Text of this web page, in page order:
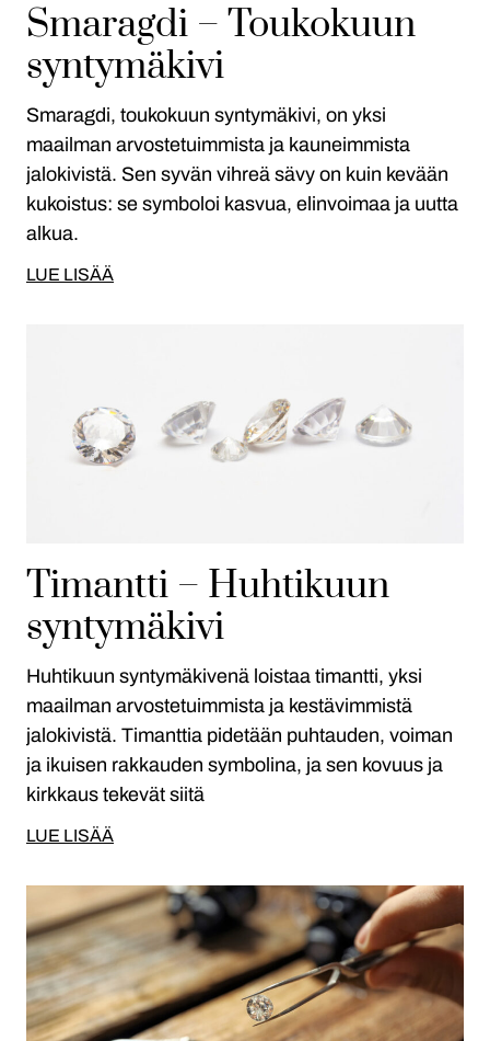
Smaragdi – Toukokuun
syntymäkivi
Smaragdi, toukokuun syntymäkivi, on yksi
maailman arvostetuimmista ja kauneimmista
jalokivistä. Sen syvän vihreä sävy on kuin kevään
kukoistus: se symboloi kasvua, elinvoimaa ja uutta
alkua.
LUE LISÄÄ
Timantti – Huhtikuun
syntymäkivi
Huhtikuun syntymäkivenä loistaa timantti, yksi
maailman arvostetuimmista ja kestävimmistä
jalokivistä. Timanttia pidetään puhtauden, voiman
ja ikuisen rakkauden symbolina, ja sen kovuus ja
kirkkaus tekevät siitä
LUE LISÄÄ